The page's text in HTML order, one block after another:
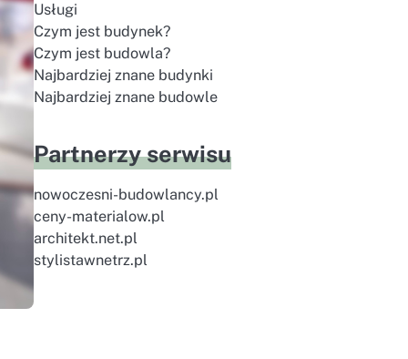
Usługi
Czym jest budynek?
Czym jest budowla?
Najbardziej znane budynki
Najbardziej znane budowle
Partnerzy serwisu
nowoczesni-budowlancy.pl
ceny-materialow.pl
architekt.net.pl
stylistawnetrz.pl